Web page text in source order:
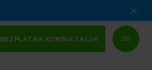
×
BEZPŁATNA KONSULTACJA